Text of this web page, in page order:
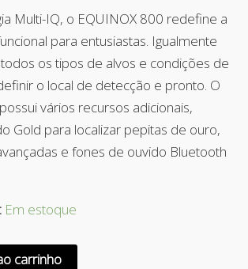
Multi-IQ, o EQUINOX 800 redefine a
para entusiastas. Igualmente
os tipos de alvos e condições de
o local de detecção e pronto. O
vários recursos adicionais,
Gold para localizar pepitas de ouro,
e fones de ouvido Bluetooth
Em estoque
carrinho